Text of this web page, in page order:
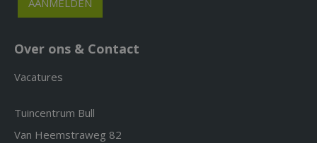
Over ons & Contact
Vacatures
Tuincentrum Bull
Van Heemstraweg 82